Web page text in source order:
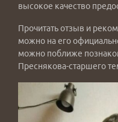
высокое качество
Прочитать отзыв и
можно на его
можно поближе
Преснякова-старшего